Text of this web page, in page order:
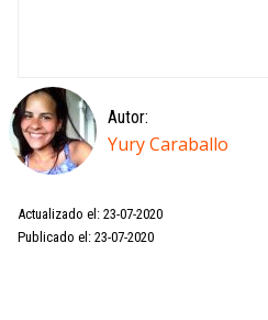
Autor:
Yury Caraballo
Actualizado el: 23-07-2020
Publicado el: 23-07-2020